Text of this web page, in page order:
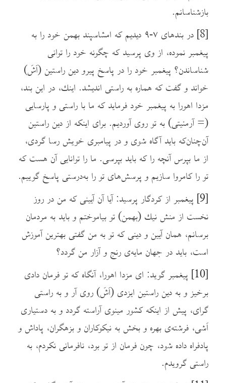
بازشناسانم.
[8]
در بندهای ۷-۹ دیدیم که امشاسپند بهمن خود را به
پیغمبر نموده، از وی پرسید که چگونه خود را توانی
شناساندن؟ پیغمبر خود را در پاسخ پیرو دین راستین (اَشَ)
خواند و گفت که هماره به راستی اندیشد. اينك، در این بند،
مزدا اهورا به پیغمبر خود فرماید که ما با راستی و پارسایی
(= آرمئیتی) به تو روی آوردیم. برای اینکه از دین راستین
آن‌چنان‌که باید آگاه شوی و در پیامبری خویش رسا گردی،
از ما بپرس آنچه را که باید بپرسی. ما را توانایی آن هست که
تو را کامروا سازیم و پرسش‌های تو را به‌درستی پاسخ گوییم.
[9]
پیغمبر از کردگار پرسید: آیا آن آیینی که من در روز
نخست از منش نيك (بهمن) تو بیاموختم و باید به مردمان
برسانم، همان آیین و دینی که تو به من گفتی بهترین آموزش
است، باید در جهان مایه‌ی رنج و آزار من گردد؟
[10]
پیغمبر گوید: ای مزدا اهورا، آنگاه که تو فرمان دادی
برخیز و به دین راستین ایزدی (اَشَ) روی آر و به راستی
گرای، پیش از اینکه کشور مینوی آراسته گردد و به دستیاری
اَشی، فرشته‌ی بهره و بخش به نیکوکاران و بزهگران، پاداش و
پادفراه داده شود، چون فرمان از تو بود، نافرمانی نکردم، به
راستی گرویدم.